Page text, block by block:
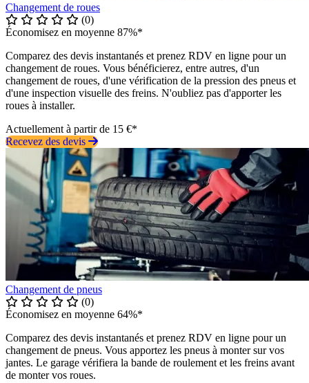
Changement de roues
(0)
Économisez en moyenne 87%*
Comparez des devis instantanés et prenez RDV en ligne pour un
changement de roues. Vous bénéficierez, entre autres, d'un
changement de roues, d'une vérification de la pression des pneus et
d'une inspection visuelle des freins. N'oubliez pas d'apporter les
roues à installer.
Actuellement à partir de 15 €*
Recevez des devis
Changement de pneus
(0)
Économisez en moyenne 64%*
Comparez des devis instantanés et prenez RDV en ligne pour un
changement de pneus. Vous apportez les pneus à monter sur vos
jantes. Le garage vérifiera la bande de roulement et les freins avant
de monter vos roues.